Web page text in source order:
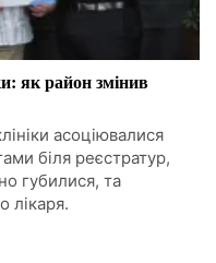
як район змінив
асоціювалися
біля реєстратур,
губилися, та
лікаря.